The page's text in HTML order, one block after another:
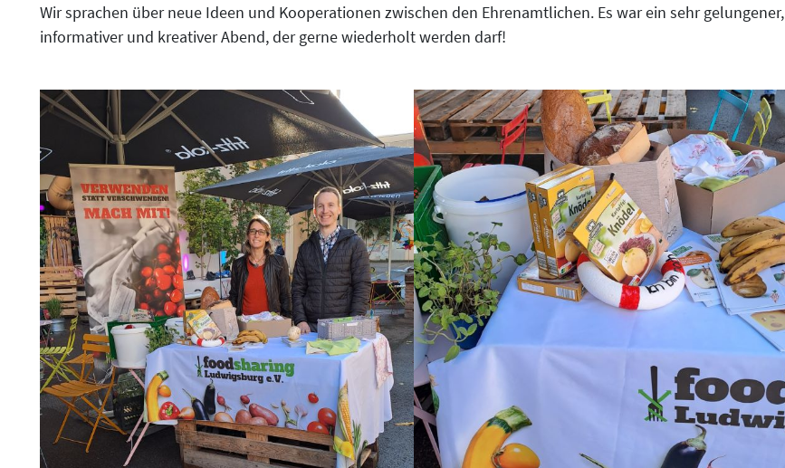
Wir sprachen über neue Ideen und Kooperationen zwischen den Ehrenamtlichen. Es war ein sehr gelungener,
informativer und kreativer Abend, der gerne wiederholt werden darf!